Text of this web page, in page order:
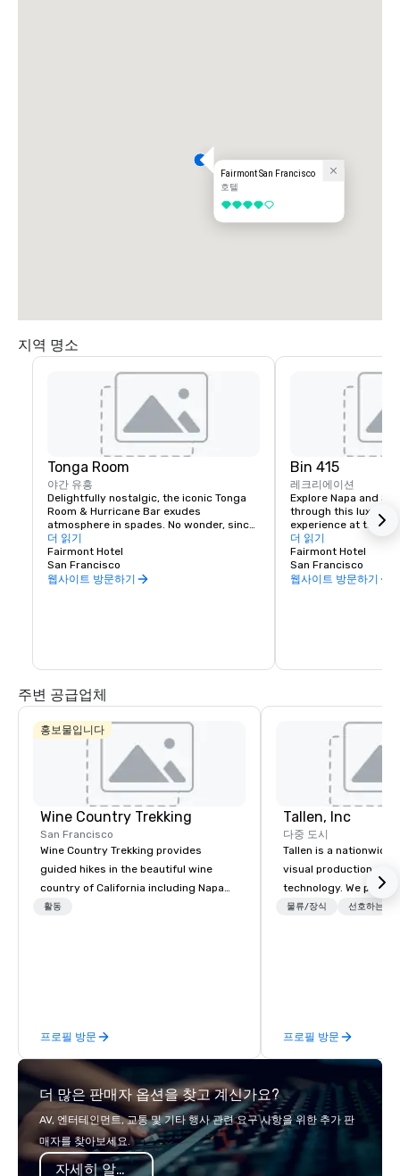
Fairmont San Francisco
호텔
5 중 4
지역 명소
Tonga Room
야간 유흥
Delightfully nostalgic, the iconic Tonga
Room & Hurricane Bar exudes
atmosphere in spades. No wonder, since
it was a Hollywood set designer who
created the themed look and feel.
Guests gather around a large central
“lagoon,” once the hotel’s indoor
더 읽기
Fairmont Hotel
San Francisco
웹사이트 방문하기
Bin 415
레크리에이션
Explore Napa and
through this luxury
experience at the
Experienced
your tastes,
your journey to
bespoke experience
더 읽기
Fairmont Hotel
San Francisco
웹사이트 방문하기
주변 공급업체
홍보물입니다
Wine Country Trekking
San Francisco
Wine Country Trekking provides
guided hikes in the beautiful wine
country of California including Napa
and Sonoma Valleys. These
day hikes we provide luxury self-
guided inn-to-in walking vacations
from the gateway City of San
Francisco to the California wine
country with a focus on superb hiking,
lodging, food and wine. We also have
a Monterey Bay Trek.
활동
프로필 방문
Tallen, Inc
다중 도시
Tallen is a nationwide
visual production and
technology. We
solutions — from
while helping clients
costs. Trusted by top
visions to life and
event creates lasting
물류/장식 선호하는 직
프로필 방문
더 많은 판매자 옵션을 찾고 계신가요?
AV, 엔터테인먼트, 교통 및 기타 행사 관련 요구 사항을 위한 추가 판
매자를 찾아보세요.
자세히 알아보기